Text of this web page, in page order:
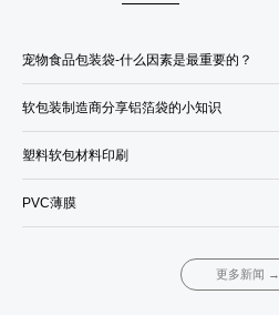
宠物食品包装袋-什么因素是最重要的？
软包装制造商分享铝箔袋的小知识
塑料软包材料印刷
PVC薄膜
更多新闻 →